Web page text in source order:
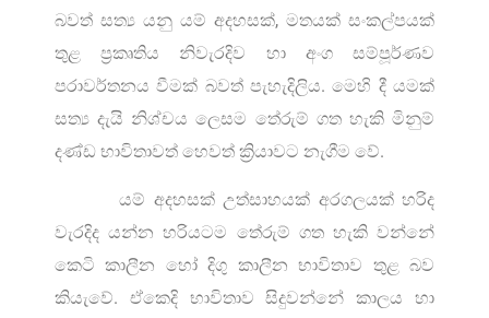
බවත් සත්‍ය යනු යම් අදහසක්, මතයක් සංකල්පයක්
තුළ ප්‍රකෘතිය නිවැරදිව හා අංග සම්පූර්ණව
පරාවර්තනය වීමක් බවත් පැහැදිලිය. මෙහි දී යමක්
සත්‍ය දැයි නිශ්චය ලෙසම තේරුම් ගත හැකි මිනුම්
දණ්ඩ භාවිතාවත් හෙවත් ක්‍රියාවට නැගීම වේ.
යම් අදහසක් උත්සාහයක් අරගලයක් හරිද
වැරදිද යන්න හරියටම තේරුම් ගත හැකි වන්නේ
කෙටි කාලීන හෝ දිගු කාලීන භාවිතාව තුළ බව
කියැවේ. ඒකෙදි භාවිතාව සිදුවන්නේ කාලය හා